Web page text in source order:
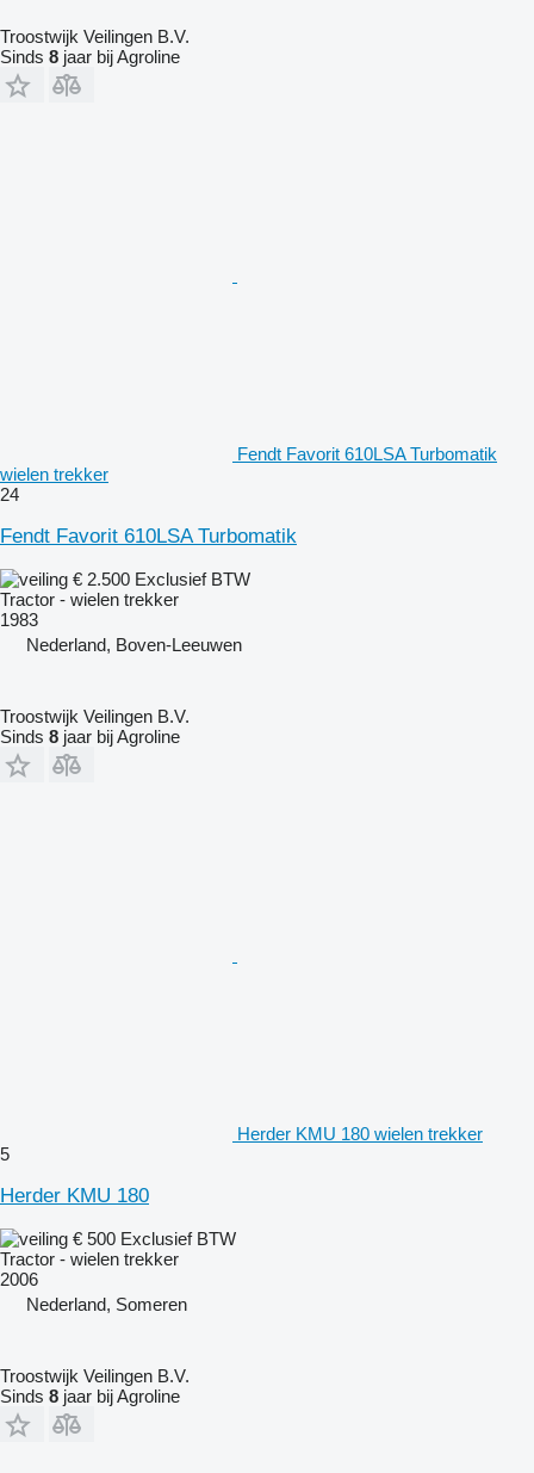
Troostwijk Veilingen B.V.
Sinds 8 jaar bij Agroline
Fendt Favorit 610LSA Turbomatik
wielen trekker
24
Fendt Favorit 610LSA Turbomatik
€ 2.500 Exclusief BTW
Tractor - wielen trekker
1983
Nederland, Boven-Leeuwen
Troostwijk Veilingen B.V.
Sinds 8 jaar bij Agroline
Herder KMU 180 wielen trekker
5
Herder KMU 180
€ 500 Exclusief BTW
Tractor - wielen trekker
2006
Nederland, Someren
Troostwijk Veilingen B.V.
Sinds 8 jaar bij Agroline